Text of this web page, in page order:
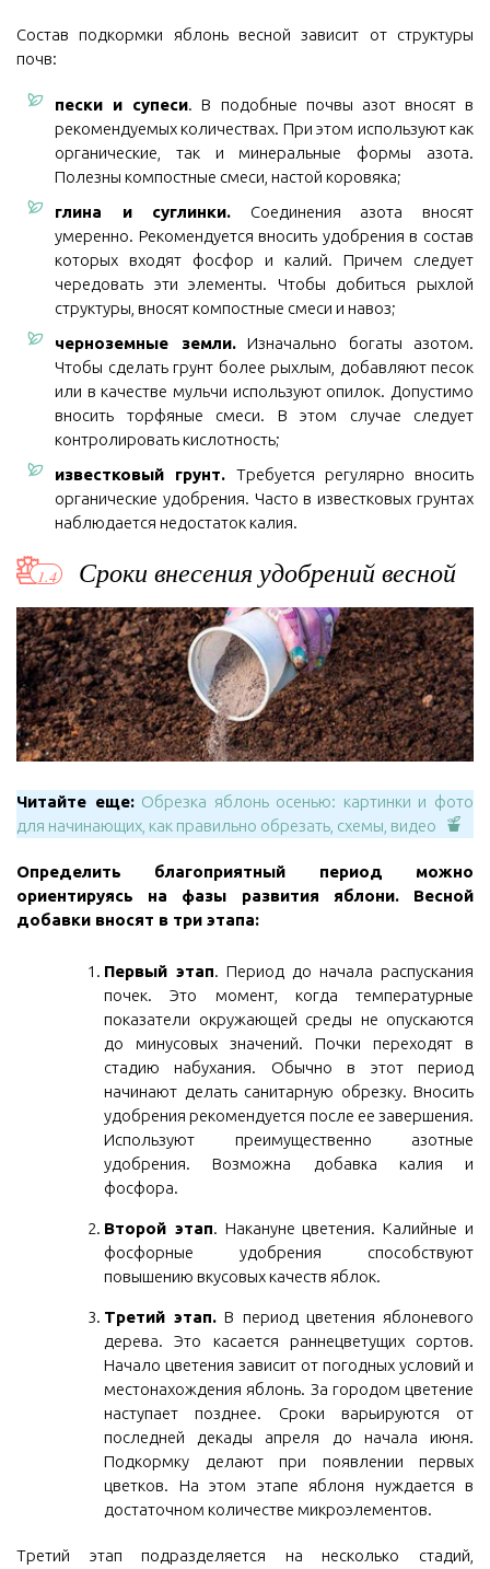
Состав подкормки яблонь весной зависит от структуры
почв:
пески и супеси. В подобные почвы азот вносят в
рекомендуемых количествах. При этом используют как
органические, так и минеральные формы азота.
Полезны компостные смеси, настой коровяка;
глина и суглинки. Соединения азота вносят
умеренно. Рекомендуется вносить удобрения в состав
которых входят фосфор и калий. Причем следует
чередовать эти элементы. Чтобы добиться рыхлой
структуры, вносят компостные смеси и навоз;
черноземные земли.Изначально богаты азотом.
Чтобы сделать грунт более рыхлым, добавляют песок
или в качестве мульчи используют опилок. Допустимо
вносить торфяные смеси. В этом случае следует
контролировать кислотность;
известковый грунт. Требуется регулярно вносить
органические удобрения. Часто в известковых грунтах
наблюдается недостаток калия.
Сроки внесения удобрений весной
Читайте еще: Обрезка яблонь осенью: картинки и фото
для начинающих, как правильно обрезать, схемы, видео
Определить благоприятный период можно
ориентируясь на фазы развития яблони. Весной
добавки вносят в три этапа:
Первый этап. Период до начала распускания
почек. Это момент, когда температурные
показатели окружающей среды не опускаются
до минусовых значений. Почки переходят в
стадию набухания. Обычно в этот период
начинают делать санитарную обрезку. Вносить
удобрения рекомендуется после ее завершения.
Используют преимущественно азотные
удобрения. Возможна добавка калия и
фосфора.
Второй этап. Накануне цветения. Калийные и
фосфорные удобрения способствуют
повышению вкусовых качеств яблок.
Третий этап. В период цветения яблоневого
дерева. Это касается раннецветущих сортов.
Начало цветения зависит от погодных условий и
местонахождения яблонь. За городом цветение
наступает позднее. Сроки варьируются от
последней декады апреля до начала июня.
Подкормку делают при появлении первых
цветков. На этом этапе яблоня нуждается в
достаточном количестве микроэлементов.
Третий этап подразделяется на несколько стадий,